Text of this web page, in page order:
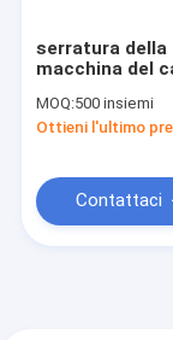
Serrature
Serrature
Serrature
Serrature di
serratura della
macchina del
serratura di
commutatore
MOQ:500 insiemi
Ottieni l'ultimo
Contattaci